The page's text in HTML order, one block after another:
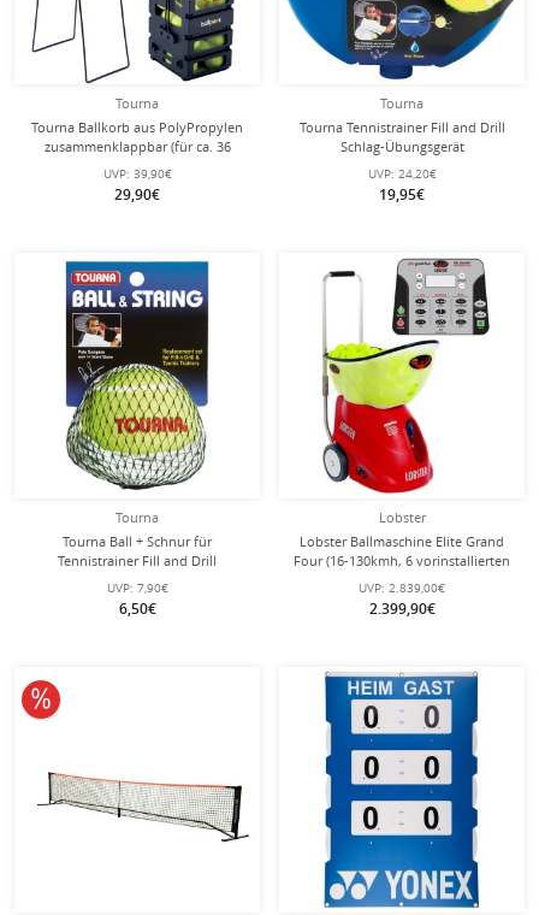
Tourna
Tourna Ballkorb aus PolyPropylen
zusammenklappbar (für ca. 36
UVP: 39,90€
29,90€
Tourna
Tourna Tennistrainer Fill and Drill
Schlag-Übungsgerät
UVP: 24,20€
19,95€
Tourna
Tourna Ball + Schnur für
Tennistrainer Fill and Drill
UVP: 7,90€
6,50€
Lobster
Lobster Ballmaschine Elite Grand
Four (16-130kmh, 6 vorinstallierten
Oszillator)
UVP: 2.839,00€
2.399,90€
10% reduziert